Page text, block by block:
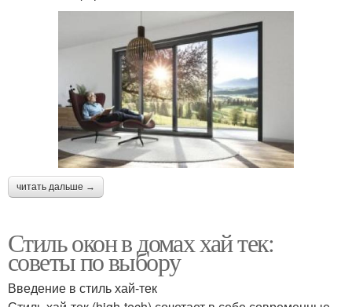
читать дальше →
Стиль окон в домах хай тек:
советы по выбору
Введение в стиль хай-тек